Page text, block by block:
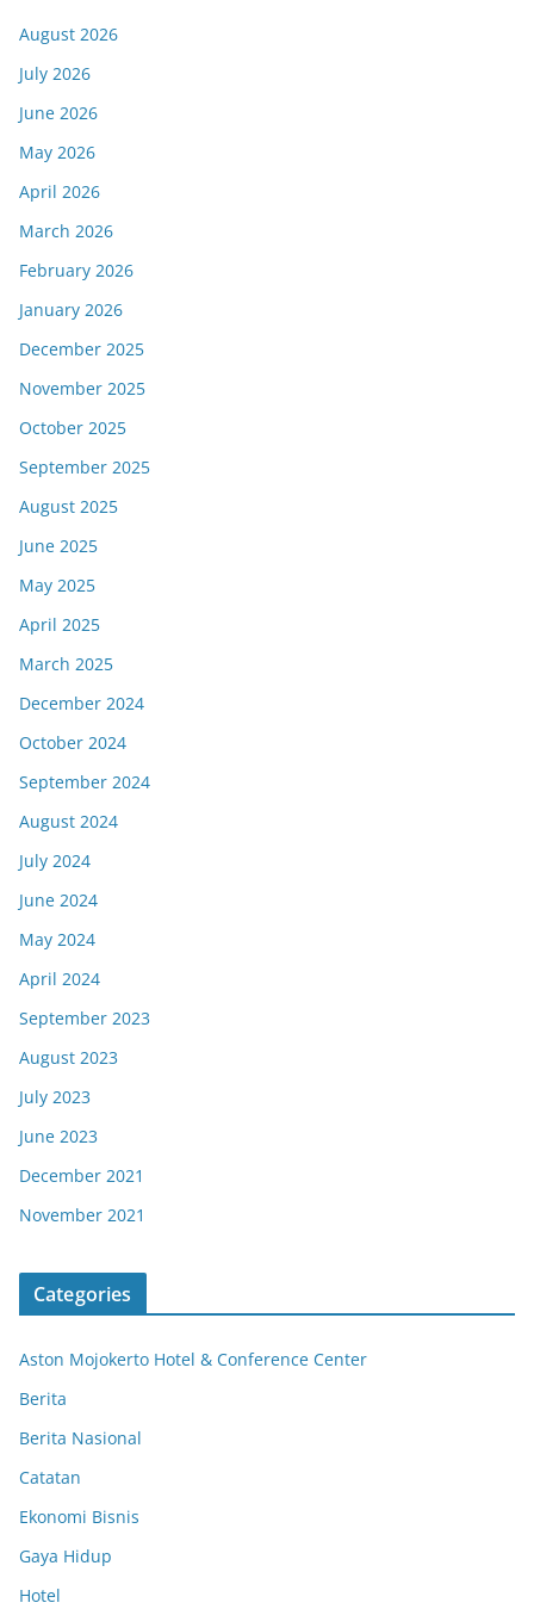
August 2026
July 2026
June 2026
May 2026
April 2026
March 2026
February 2026
January 2026
December 2025
November 2025
October 2025
September 2025
August 2025
June 2025
May 2025
April 2025
March 2025
December 2024
October 2024
September 2024
August 2024
July 2024
June 2024
May 2024
April 2024
September 2023
August 2023
July 2023
June 2023
December 2021
November 2021
Categories
Aston Mojokerto Hotel & Conference Center
Berita
Berita Nasional
Catatan
Ekonomi Bisnis
Gaya Hidup
Hotel